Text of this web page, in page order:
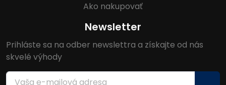
Ako nakupovať
Newsletter
Prihláste sa na odber newslettra a získajte od nás
skvelé výhody